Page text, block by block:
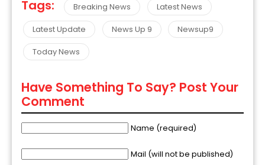
Tags: Breaking News
Latest News
Latest Update
News Up 9
Newsup9
Today News
Have Something To Say? Post Your
Comment
Name (required)
Mail (will not be published)